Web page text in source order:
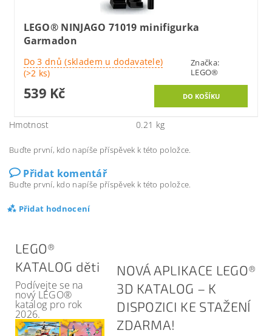
LEGO® NINJAGO 71019 minifigurka
Garmadon
Do 3 dnů (skladem u dodavatele)
(>2 ks)
Značka:
LEGO®
539 Kč
Hmotnost 0.21 kg
Buďte první, kdo napíše příspěvek k této položce.
Přidat komentář
Buďte první, kdo napíše příspěvek k této položce.
Přidat hodnocení
LEGO®
KATALOG děti
Podívejte se na
nový LEGO®
katalog pro rok
2026.
NOVÁ APLIKACE LEGO®
3D KATALOG – K
DISPOZICI KE STAŽENÍ
ZDARMA!